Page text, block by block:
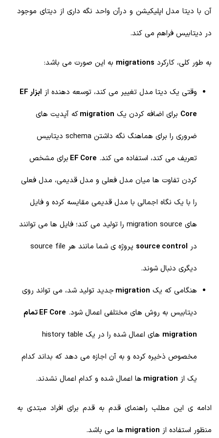
آن با دیتا مدل اپلیکیشن و درآن واحد نگه داری از دیتای موجود
در دیتابیس فراهم می کند.
به طور کلی، کارکرد migrations به این صورت می باشد:
وقتی یک دیتا مدل تغییر می کند، توسعه دهنده از
ابزار EF
Core برای اضافه کردن یک migrationکه آپدیت های
ضروری را برای هماهنگ نگه داشتن
schema دیتابیس
تعریف می کند، استفاده می کند. EF Core برای مشخص
کردن تفاوت ها میان مدل فعلی و مدل قدیمی، مدل فعلی
را با یک نگاه اجمالی با مدل قدیمی مقایسه کرده و فایل
های
migration source را تولید می کند؛ فایل ها می توانند
در source control
پروژه ی شما مانند هر source file
دیگری دنبال شوند.
هنگامی که یک migration جدید تولید شد، می تواند روی
دیتابیس به روش های مختلفی اعمال شود.
EF Core تمام
migration
های اعمال شده را در یک history table
مخصوص ذخیره کرده و به آن اجازه می دهد که بداند کدام
یک از migration ها اعمال شده و کدام اعمال نشدند.
ادامه ی این مطلب راهنمای قدم به قدم برای افراد مبتدی به
منظور استفاده از migration ها می باشد.